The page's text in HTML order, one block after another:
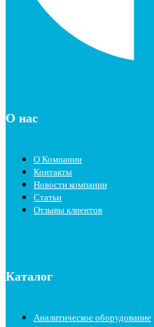
О нас
О Компании
Контакты
Новости компании
Статьи
Отзывы клиентов
Каталог
Аналитическое оборудование